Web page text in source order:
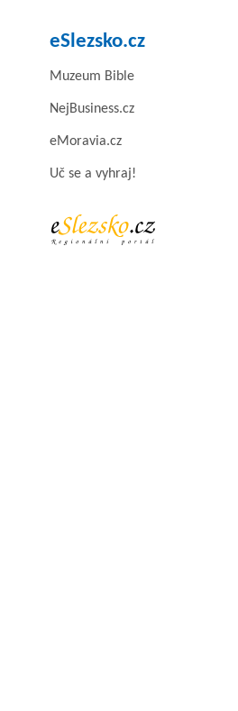
eSlezsko.cz
Muzeum Bible
NejBusiness.cz
eMoravia.cz
Uč se a vyhraj!